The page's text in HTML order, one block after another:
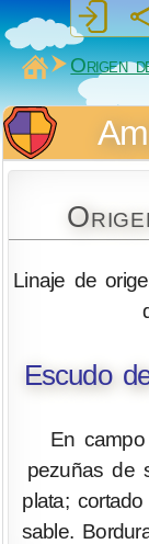
MiSabueso
Origen
Linaje de
Escudo
En
pezuñas de
plata;
sable.